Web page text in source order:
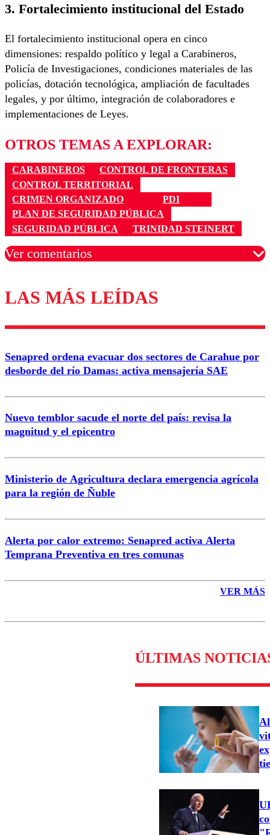
3. Fortalecimiento institucional del Estado
El fortalecimiento institucional opera en cinco
dimensiones: respaldo político y legal a Carabineros,
Policía de Investigaciones, condiciones materiales de las
policías, dotación tecnológica, ampliación de facultades
legales, y por último, integración de colaboradores e
implementaciones de Leyes.
OTROS TEMAS A EXPLORAR:
CARABINEROS
CONTROL DE FRONTERAS
CONTROL TERRITORIAL
CRIMEN ORGANIZADO
PDI
PLAN DE SEGURIDAD PÚBLICA
SEGURIDAD PÚBLICA
TRINIDAD STEINERT
Ver comentarios
Los comentarios son moderados para garantizar un
diálogo respetuoso.
Correo
LAS MÁS LEÍDAS
Senapred ordena evacuar dos sectores de Carahue por
desborde del río Damas: activa mensajería SAE
Nuevo temblor sacude el norte del país: revisa la
magnitud y el epicentro
Ministerio de Agricultura declara emergencia agrícola
para la región de Ñuble
Alerta por calor extremo: Senapred activa Alerta
Temprana Preventiva en tres comunas
VER MÁS
ÚLTIMAS